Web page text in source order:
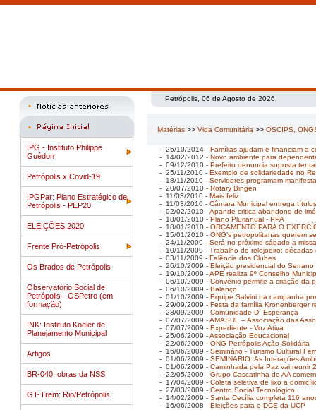
IPG - Instituto Philippe
Guédon
Petrópolis x Covid-19
IPGPar: Plano Estratégico de
Petrópolis - PEP20
ELEIÇÕES 2020
Frente Pró-Petrópolis
Os Brados de Petrópolis
Observatório Social de
Petrópolis - OSPetro (em
formação)
INK: Instituto Koeler de
Planejamento Municipal
Artigos
BR-040: obras da NSS
GT-Trem: Rio/Petrópolis
Petrópolis, 06 de Agosto de 2026.
Matérias >> Vida Comunitária >> OSCIPS,
- 25/10/2014 - Famílias ajudam e financiam a
- 14/02/2012 - Novo ambiente para
- 09/12/2010 - Prefeito denuncia suposta
- 25/11/2010 - Exemplo de solidariedade no
- 18/11/2010 - Servidores programam
- 20/07/2010 - Rotary Bingen
- 11/03/2010 - Mais feliz
- 11/03/2010 - Câmara Municipal entrega
- 02/02/2010 -Apande critica abandono de
- 18/01/2010 - Plano Plurianual - PPA
- 18/01/2010 - ORÇAMENTO PARA O
- 15/01/2010 - ONG’s petropolitanas querem
- 24/11/2009 - Será no próximo sábado a
- 10/11/2009 - Trabalho de relojoeiro:
- 03/11/2009 - Falência dos Clubes
- 26/10/2009 - Eleição presidencial do Serrano
- 19/10/2009 -APE realiza 9º Conselho
- 06/10/2009 - Convênio permite a criação da
- 06/10/2009 - Balanço
- 01/10/2009 - Equipe Salvini na campanha
- 29/09/2009 - Festa da família Kronenberger
- 28/09/2009 - Comunidade D` Esperança
- 07/07/2009 -AMASUL – Associação das
- 07/07/2009 - Expediente - Voz Ativa
- 25/06/2009 -Associação Educacional
- 22/06/2009 - ONG Petrópolis Ação Solidária
- 16/06/2009 - Seminário - Turismo Cultural
- 01/06/2009 - SEMINARIO: As Interações
- 01/06/2009 - Caminhada pela Paz vai reunir
- 22/05/2009 - Grupo Cascatinha do AA
- 17/04/2009 - Coleta seletiva de lixo a
- 27/03/2009 - Centro Social Tecnológico
- 14/02/2009 - Santa Cecília completa 116
- 16/06/2008 - Eleições para o DCE da UCP